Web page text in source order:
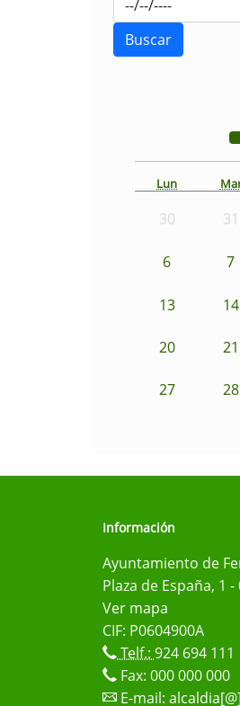
Lun
30 31
6 7
13 14
20 21
27 28
Información
Ayuntamiento de
Plaza de España, 1
Ver mapa
CIF: P0604900A
Telf.: 924 694 111
Fax: 000 000 000
E-mail: